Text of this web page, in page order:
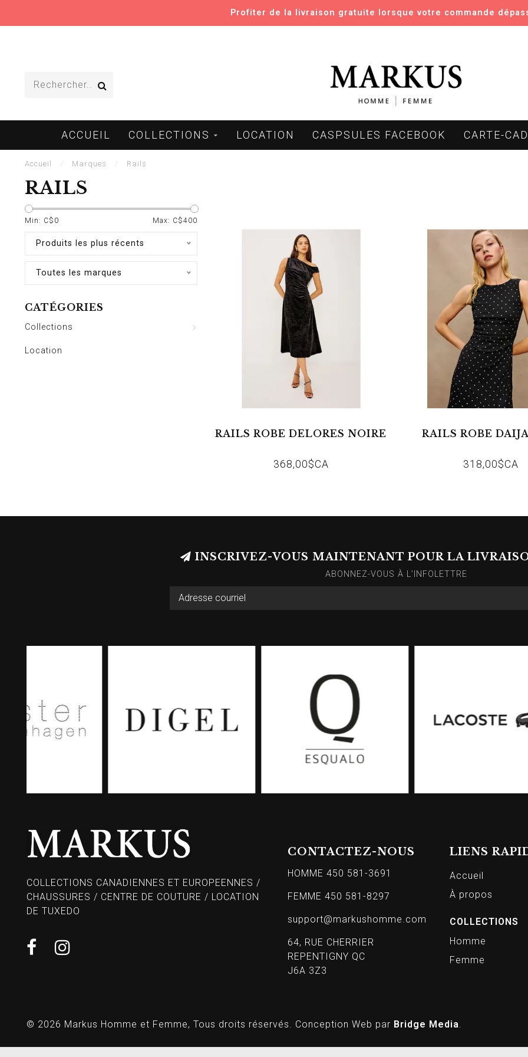
Profiter de la livraison gratuite lorsque votre commande
ACCUEIL COLLECTIONS LOCATION CASPSULES FACEBOOK CARTE-
Accueil Marques Rails
RAILS
Min: C$ 0 Max: C$400
Produits les plus récents
Toutes les marques
CATÉGORIES
Collections
Location
RAILS ROBE DELORES NOIRE
368,00$CA
RAILS ROBE
318,00$CA
INSCRIVEZ-VOUS MAINTENANT POUR LA
ABONNEZ-VOUS À L’INFOLETTRE
COLLECTIONS CANADIENNES ET EUROPEENNES /
CHAUSSURES / CENTRE DE COUTURE / LOCATION
DE TUXEDO
CONTACTEZ-NOUS
HOMME 450 581-3691
FEMME 450 581-8297
support@markushomme.com
64, RUE CHERRIER
REPENTIGNY QC
J6A 3Z3
LIENS
Accueil
À propos
COLLECTIONS
Homme
Femme
© 2026 Markus Homme et Femme, Tous droits réservés. Conception Web par Bridge Media.